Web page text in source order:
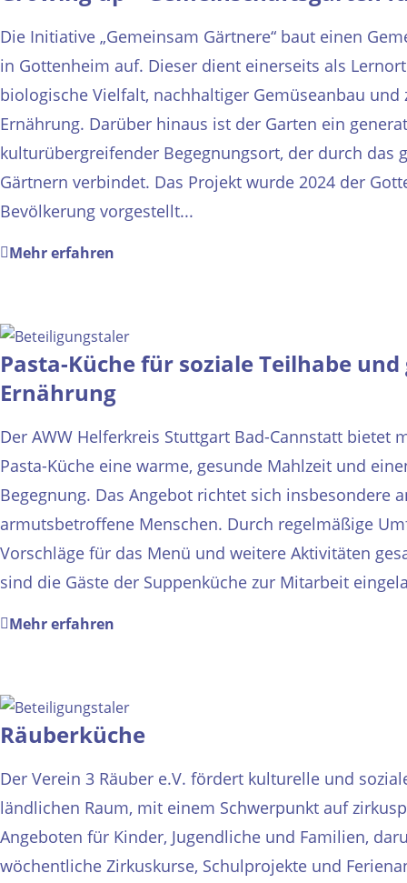
Die Initiative „Gemeinsam Gärtnere“ baut einen
in Gottenheim auf. Dieser dient einerseits als
biologische Vielfalt, nachhaltiger Gemüseanbau und
Ernährung. Darüber hinaus ist der Garten ein
kulturübergreifender Begegnungsort, der durch das
Gärtnern verbindet. Das Projekt wurde 2024 der
Bevölkerung vorgestellt...
Mehr erfahren
Pasta-Küche für soziale Teilhabe und
Ernährung
Der AWW Helferkreis Stuttgart Bad-Cannstatt bietet
Pasta-Küche eine warme, gesunde Mahlzeit und
Begegnung. Das Angebot richtet sich insbesondere
armutsbetroffene Menschen. Durch regelmäßige
Vorschläge für das Menü und weitere Aktivitäten
sind die Gäste der Suppenküche zur Mitarbeit
Mehr erfahren
Räuberküche
Der Verein 3 Räuber e.V. fördert kulturelle und
ländlichen Raum, mit einem Schwerpunkt auf
Angeboten für Kinder, Jugendliche und Familien,
wöchentliche Zirkuskurse, Schulprojekte und